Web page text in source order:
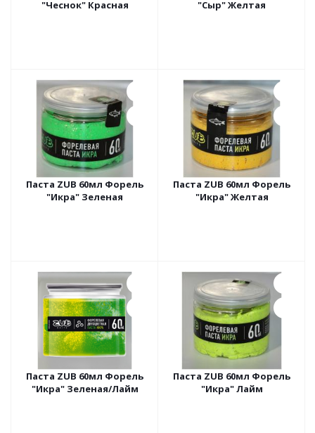
"Чеснок" Красная "Сыр" Желтая
Паста ZUB 60мл Форель
"Икра" Зеленая
Паста ZUB 60мл Форель
"Икра" Желтая
Паста ZUB 60мл Форель
"Икра" Зеленая/Лайм
Паста ZUB 60мл Форель
"Икра" Лайм